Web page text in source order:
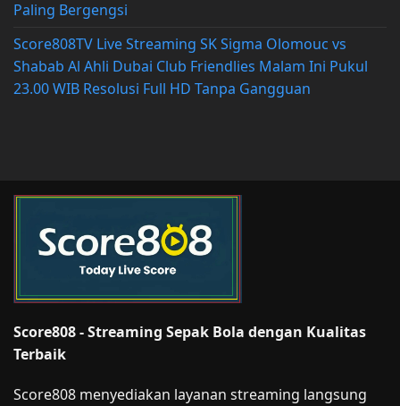
Paling Bergengsi
Score808TV Live Streaming SK Sigma Olomouc vs
Shabab Al Ahli Dubai Club Friendlies Malam Ini Pukul
23.00 WIB Resolusi Full HD Tanpa Gangguan
Score808 - Streaming Sepak Bola dengan Kualitas
Terbaik
Score808 menyediakan layanan streaming langsung